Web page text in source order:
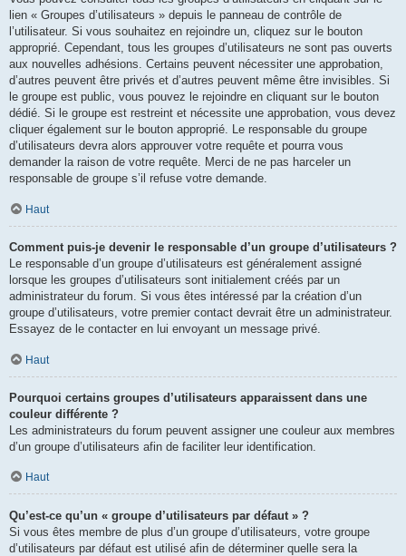
lien « Groupes d’utilisateurs » depuis le panneau de contrôle de
l’utilisateur. Si vous souhaitez en rejoindre un, cliquez sur le bouton
approprié. Cependant, tous les groupes d’utilisateurs ne sont pas ouverts
aux nouvelles adhésions. Certains peuvent nécessiter une approbation,
d’autres peuvent être privés et d’autres peuvent même être invisibles. Si
le groupe est public, vous pouvez le rejoindre en cliquant sur le bouton
dédié. Si le groupe est restreint et nécessite une approbation, vous devez
cliquer également sur le bouton approprié. Le responsable du groupe
d’utilisateurs devra alors approuver votre requête et pourra vous
demander la raison de votre requête. Merci de ne pas harceler un
responsable de groupe s’il refuse votre demande.
Haut
Comment puis-je devenir le responsable d’un groupe d’utilisateurs ?
Le responsable d’un groupe d’utilisateurs est généralement assigné
lorsque les groupes d’utilisateurs sont initialement créés par un
administrateur du forum. Si vous êtes intéressé par la création d’un
groupe d’utilisateurs, votre premier contact devrait être un administrateur.
Essayez de le contacter en lui envoyant un message privé.
Haut
Pourquoi certains groupes d’utilisateurs apparaissent dans une
couleur différente ?
Les administrateurs du forum peuvent assigner une couleur aux membres
d’un groupe d’utilisateurs afin de faciliter leur identification.
Haut
Qu’est-ce qu’un « groupe d’utilisateurs par défaut » ?
Si vous êtes membre de plus d’un groupe d’utilisateurs, votre groupe
d’utilisateurs par défaut est utilisé afin de déterminer quelle sera la